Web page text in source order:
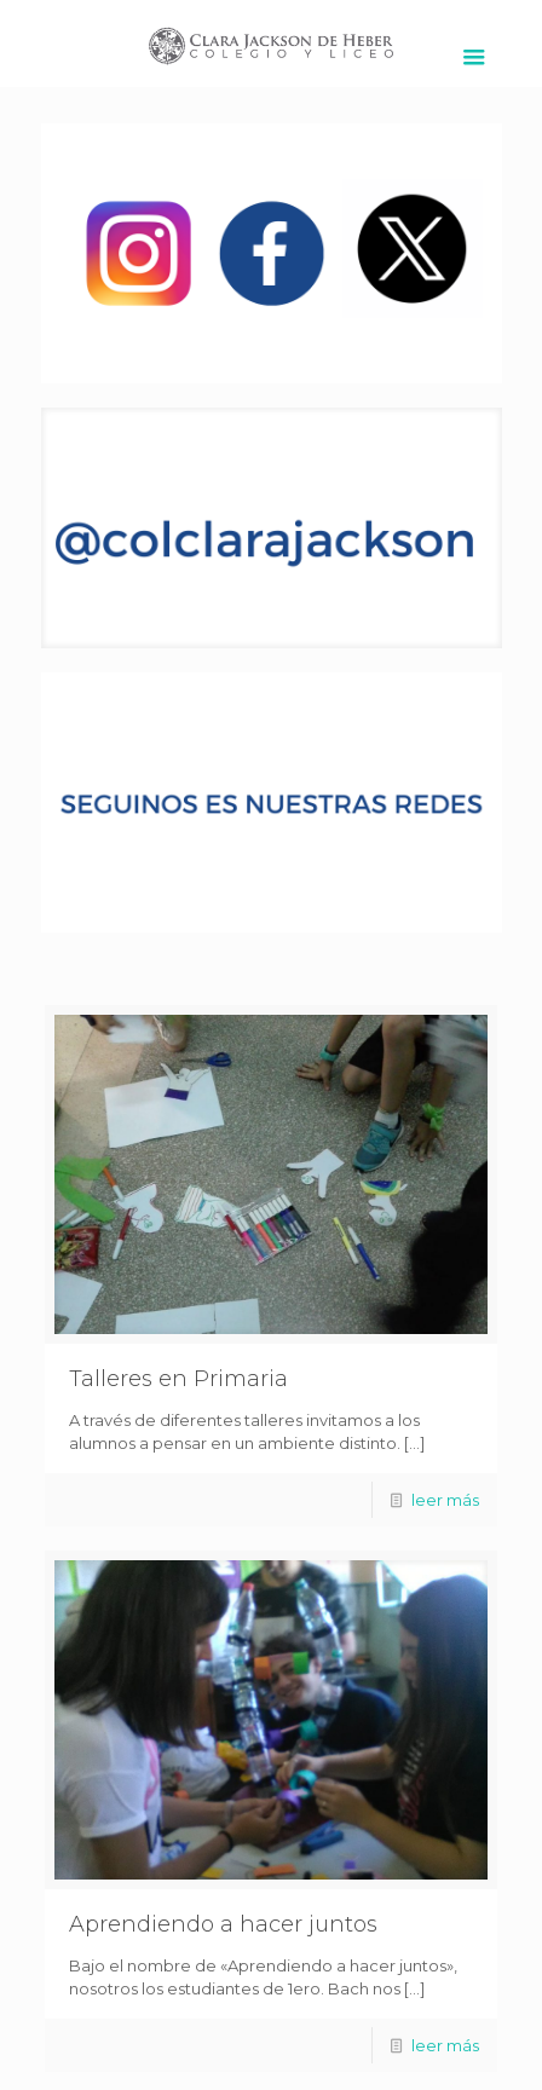
Talleres en Primaria
A través de diferentes talleres invitamos a los
alumnos a pensar en un ambiente distinto. […]
leer más
Aprendiendo a hacer juntos
Bajo el nombre de «Aprendiendo a hacer juntos»,
nosotros los estudiantes de 1ero. Bach nos […]
leer más